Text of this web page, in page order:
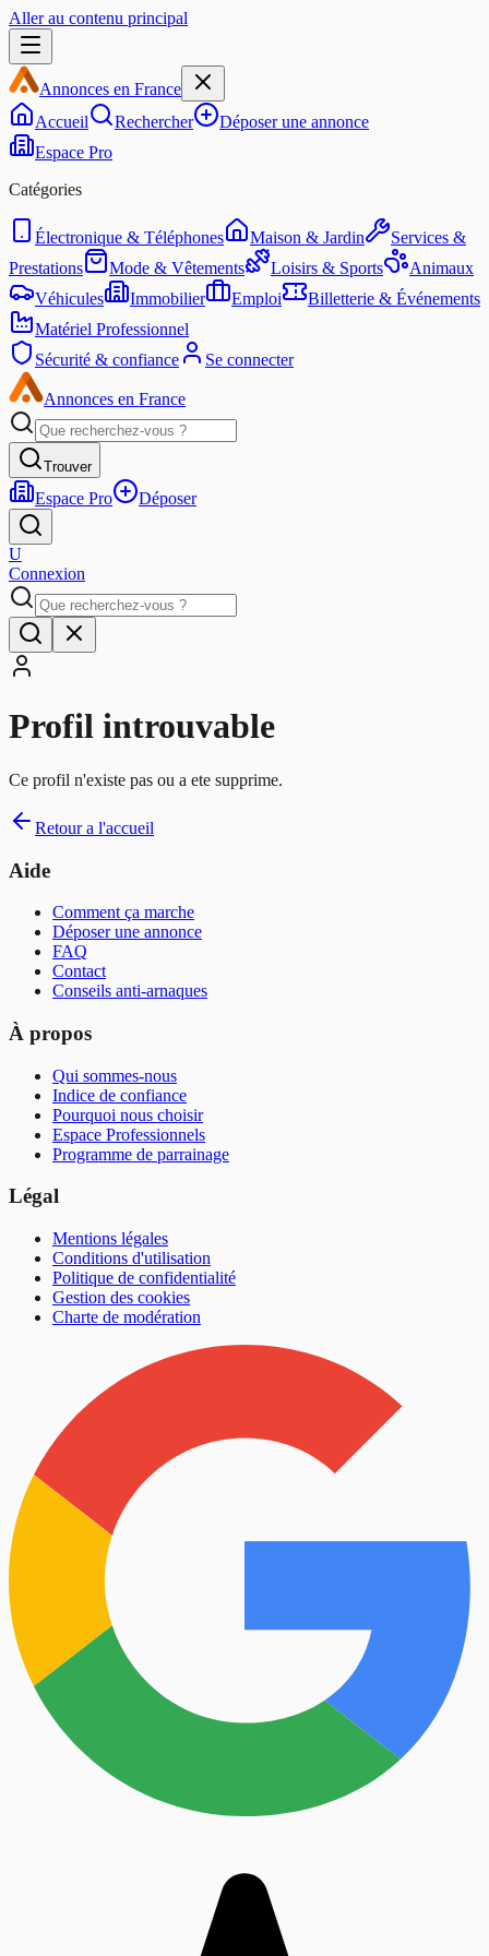
Aller au contenu principal
Annonces en France
Accueil
Rechercher
Déposer une annonce
Espace Pro
Catégories
Électronique & Téléphones Maison & Jardin
Services &
Prestations
Mode & Vêtements Loisirs & Sports
Animaux
Véhicules
Immobilier Emploi
Billetterie & Événements
Matériel Professionnel
Sécurité & confiance
Se connecter
Annonces en France
Trouver
Espace Pro Déposer
U
Connexion
Profil introuvable
Ce profil n'existe pas ou a ete supprime.
Retour a l'accueil
Aide
Comment ça marche
Déposer une annonce
FAQ
Contact
Conseils anti-arnaques
À propos
Qui sommes-nous
Indice de confiance
Pourquoi nous choisir
Espace Professionnels
Programme de parrainage
Légal
Mentions légales
Conditions d'utilisation
Politique de confidentialité
Gestion des cookies
Charte de modération